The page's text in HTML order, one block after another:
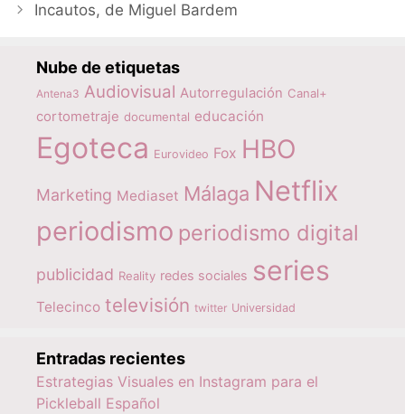
Incautos, de Miguel Bardem
Nube de etiquetas
Antena3 Audiovisual Autorregulación Canal+
cortometraje documental educación
Egoteca Eurovideo Fox HBO
Marketing Mediaset Málaga Netflix
periodismo periodismo digital
publicidad Reality redes sociales series
Telecinco televisión twitter Universidad
Entradas recientes
Estrategias Visuales en Instagram para el
Pickleball Español